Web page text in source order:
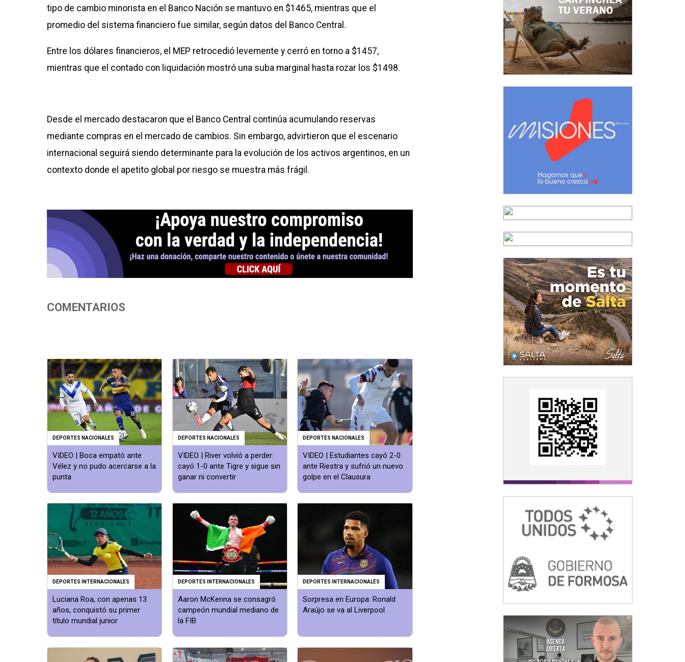
tipo de cambio minorista en el Banco Nación se mantuvo en $1465, mientras que el
promedio del sistema financiero fue similar, según datos del Banco Central.
Entre los dólares financieros, el MEP retrocedió levemente y cerró en torno a $1457,
mientras que el contado con liquidación mostró una suba marginal hasta rozar los $1498.
Desde el mercado destacaron que el Banco Central continúa acumulando reservas
mediante compras en el mercado de cambios. Sin embargo, advirtieron que el escenario
internacional seguirá siendo determinante para la evolución de los activos argentinos, en un
contexto donde el apetito global por riesgo se muestra más frágil.
COMENTARIOS
DEPORTES NACIONALES
VIDEO | Boca empató ante
Vélez y no pudo acercarse a la
punta
DEPORTES NACIONALES
VIDEO | River volvió a perder:
cayó 1-0 ante Tigre y sigue sin
ganar ni convertir
DEPORTES NACIONALES
VIDEO | Estudiantes cayó 2-0
ante Riestra y sufrió un nuevo
golpe en el Clausura
DEPORTES INTERNACIONALES
Luciana Roa, con apenas 13
años, conquistó su primer
título mundial junior
DEPORTES INTERNACIONALES
Aaron McKenna se consagró
campeón mundial mediano de
la FIB
DEPORTES INTERNACIONALES
Sorpresa en Europa: Ronald
Araújo se va al Liverpool